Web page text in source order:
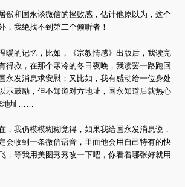
然和国永谈微信的挫败感，估计他原以为，这个
，我绝找不到第二个倾听者！
暖的记忆，比如，《宗教情感》出版后，我读完
得救，在那个寒冷的冬日夜晚，我读罢一路跑回
永发消息求安慰；又比如，我有感动给一位身处
示鼓励，但不知道对方地址，国永知道后就热心
地址……
，我仍模模糊糊觉得，如果我给国永发消息说，
会收到一条微信语音，里面他会用自己特有的快
，等我用美图秀秀改一下吧，你看着哪张好就用